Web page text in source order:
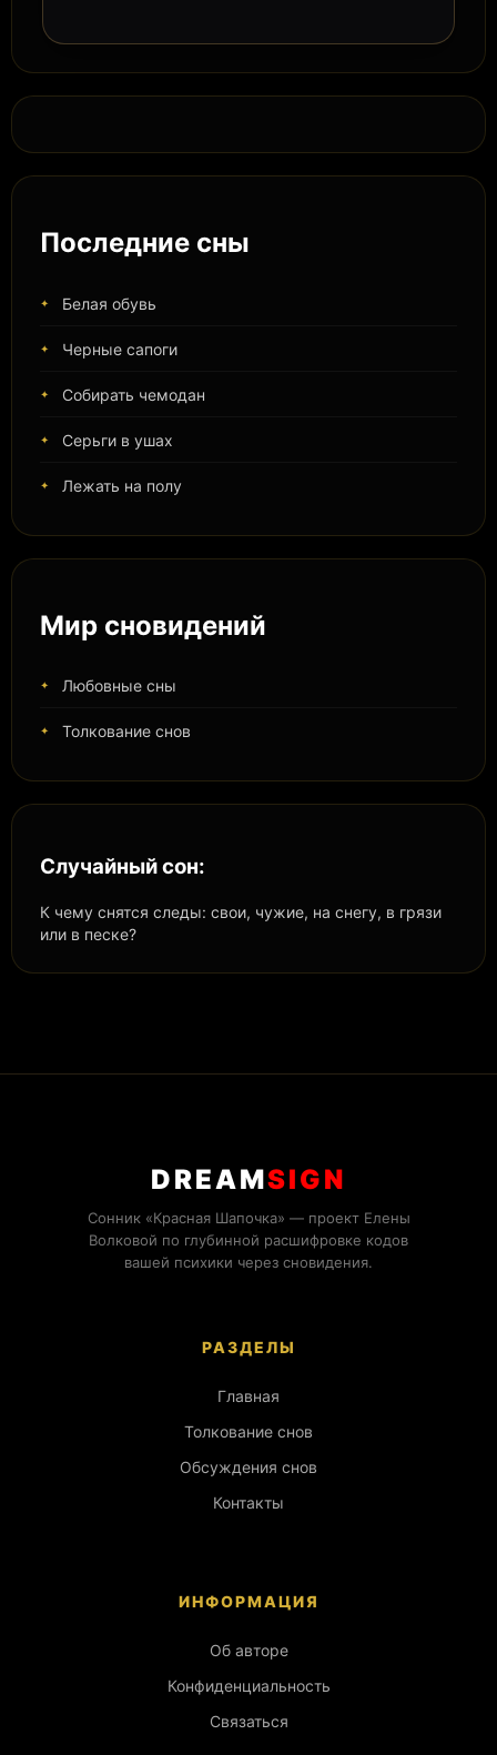
Последние сны
Белая обувь
Черные сапоги
Собирать чемодан
Серьги в ушах
Лежать на полу
Мир сновидений
Любовные сны
Толкование снов
Случайный сон:
К чему снятся следы: свои, чужие, на снегу, в грязи
или в песке?
DREAMSIGN
Сонник «Красная Шапочка» — проект Елены
Волковой по глубинной расшифровке кодов
вашей психики через сновидения.
РАЗДЕЛЫ
Главная
Толкование снов
Обсуждения снов
Контакты
ИНФОРМАЦИЯ
Об авторе
Конфиденциальность
Связаться